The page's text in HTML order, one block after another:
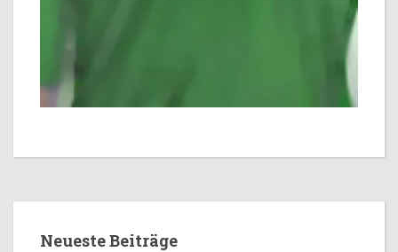
Neueste Beiträge